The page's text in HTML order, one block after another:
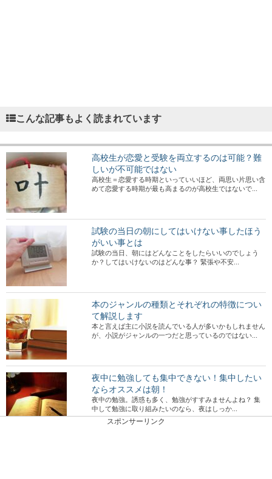
こんな記事もよく読まれています
高校生が恋愛と受験を両立するのは可能？難
しいが不可能ではない
高校生＝恋愛する時期といっていいほど、両思い片思い含
めて恋愛する時期が最も高まるのが高校生ではないで...
試験の当日の朝にしてはいけない事したほう
がいい事とは
試験の当日、朝にはどんなことをしたらいいのでしょう
か？してはいけないのはどんな事？ 緊張や不安...
本のジャンルの種類とそれぞれの特徴につい
て解説します
本と言えば主に小説を読んでいる人が多いかもしれません
が、小説がジャンルの一つだと思っているのではない...
夜中に勉強しても集中できない！集中したい
ならオススメは朝！
夜中の勉強。誘惑も多く、勉強がすすみませんよね？ 集
中して勉強に取り組みたいのなら、夜はしっか...
スポンサーリンク